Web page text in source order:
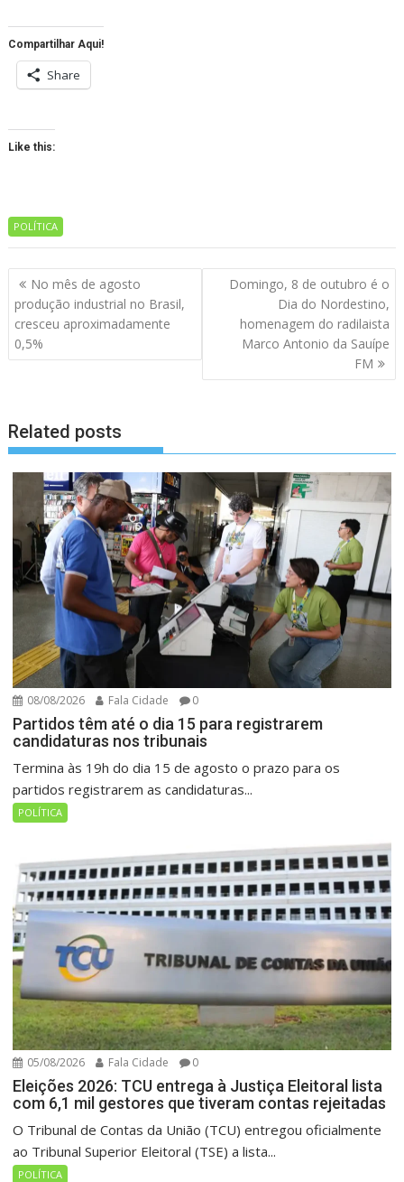
Compartilhar Aqui!
Share
Like this:
POLÍTICA
Navegação
de
artigos
No mês de agosto
produção industrial no Brasil,
cresceu aproximadamente
0,5%
Domingo, 8 de outubro é o
Dia do Nordestino,
homenagem do radilaista
Marco Antonio da Sauípe
FM
Related posts
08/08/2026 Fala Cidade 0
Partidos têm até o dia 15 para registrarem
candidaturas nos tribunais
Termina às 19h do dia 15 de agosto o prazo para os
partidos registrarem as candidaturas...
POLÍTICA
05/08/2026 Fala Cidade 0
Eleições 2026: TCU entrega à Justiça Eleitoral lista
com 6,1 mil gestores que tiveram contas rejeitadas
O Tribunal de Contas da União (TCU) entregou oficialmente
ao Tribunal Superior Eleitoral (TSE) a lista...
POLÍTICA